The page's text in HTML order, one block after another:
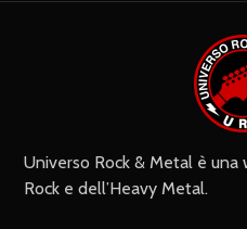
Universo Rock & Metal è
Rock e dell’Heavy Metal.